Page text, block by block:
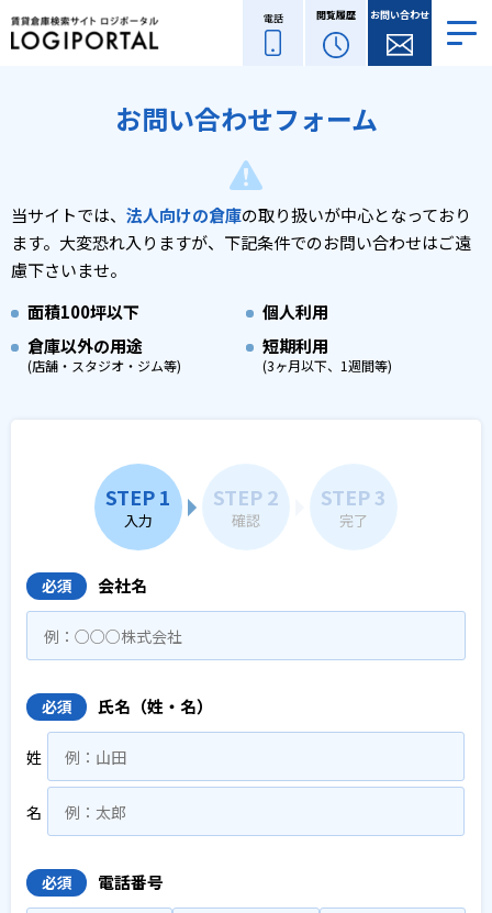
電話 閲覧履歴 お問い合わせ
お問い合わせフォーム
当サイトでは、 法人向けの倉庫の取り扱いが中心となっており
ます。 大変恐れ入りますが、下記条件でのお問い合わせはご遠
慮下さいませ。
面積100坪以下
個人利用
倉庫以外の用途
(店舗・スタジオ・ジム等)
短期利用
(3ヶ月以下、1週間等)
STEP 1
入力
STEP 2
確認
STEP 3
完了
必須 会社名
必須 氏名（姓・名）
姓
名
必須 電話番号